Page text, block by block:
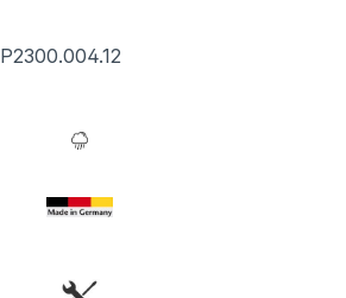
P2300.004.12